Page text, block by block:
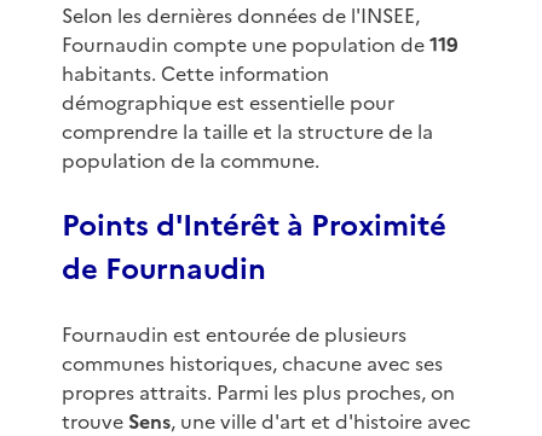
Selon les dernières données de l'INSEE,
Fournaudin compte une population de119
habitants. Cette information
démographique est essentielle pour
comprendre la taille et la structure de la
population de la commune.
Points d'Intérêt à Proximité
de Fournaudin
Fournaudin est entourée de plusieurs
communes historiques, chacune avec ses
propres attraits. Parmi les plus proches, on
trouve Sens, une ville d'art et d'histoire avec